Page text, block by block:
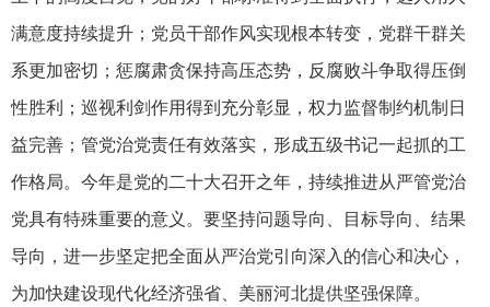
满意度持续提升；党员干部作风实现根本转变，党群干群关
系更加密切；惩腐肃贪保持高压态势，反腐败斗争取得压倒
性胜利；巡视利剑作用得到充分彰显，权力监督制约机制日
益完善；管党治党责任有效落实，形成五级书记一起抓的工
作格局。今年是党的二十大召开之年，持续推进从严管党治
党具有特殊重要的意义。要坚持问题导向、目标导向、结果
导向，进一步坚定把全面从严治党引向深入的信心和决心，
为加快建设现代化经济强省、美丽河北提供坚强保障。